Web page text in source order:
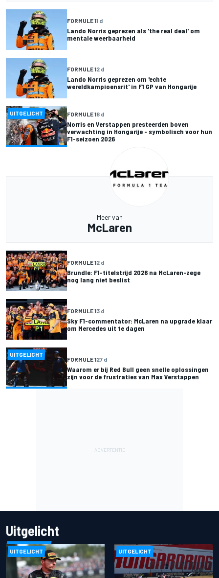
FORMULE 11 d
Lando Norris geprezen als 'the real deal' om
mentale weerbaarheid
FORMULE 12 d
Lando Norris geprezen om 'echte
wereldkampioensrit' in F1 GP van Hongarije
UITGELICHT FORMULE 18 d
Norris en Verstappen presteerden boven
verwachting in Hongarije - symbolisch voor hun
F1-seizoen 2026
Meer van
McLaren
FORMULE 12 d
Brundle: F1-titelstrijd 2026 na McLaren-zege
nog lang niet beslist
FORMULE 13 d
Sky F1-commentator: McLaren na upgrade klaar
om Mercedes uit te dagen
UITGELICHT
FORMULE 127 d
Waarom er bij Red Bull geen snelle oplossingen
zijn voor de frustraties van Max Verstappen
Uitgelicht
UITGELICHT UITGELICHT